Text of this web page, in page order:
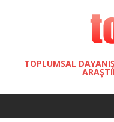
TOPLUMSAL